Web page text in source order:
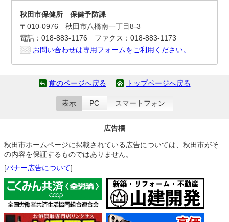
秋田市保健所 保健予防課
〒010-0976 秋田市八橋南一丁目8-3
電話：018-883-1176 ファクス：018-883-1173
お問い合わせは専用フォームをご利用ください。
前のページへ戻る トップページへ戻る
表示 PC スマートフォン
広告欄
秋田市ホームページに掲載されている広告については、秋田市がそ
の内容を保証するものではありません。
[バナー広告について]